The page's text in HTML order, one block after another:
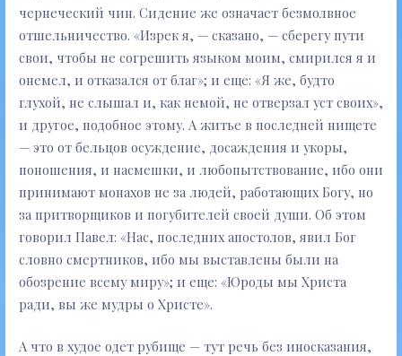
чернеческий чин. Сидение же означает безмолвное
отшельничество. «Изрек я, — сказано, — сберегу пути
свои, чтобы не согрешить языком моим, смирился я и
онемел, и отказался от благ»; и еще: «Я же, будто
глухой, не слышал и, как немой, не отверзал уст своих»,
и другое, подобное этому. А житье в последней нищете
— это от бельцов осуждение, досаждения и укоры,
поношения, и насмешки, и любопытствование, ибо они
принимают монахов не за людей, работающих Богу, но
за притворщиков и погубителей своей души. Об этом
говорил Павел: «Нас, последних апостолов, явил Бог
словно смертников, ибо мы выставлены были на
обозрение всему миру»; и еще: «Юроды мы Христа
ради, вы же мудры о Христе».
А что в худое одет рубище — тут речь без иносказания,